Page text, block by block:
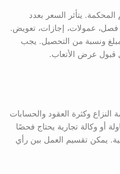
المحكمة. يتأثر السعر بعدد
فصل، عمولات، إجازات، تعويض.
ونسبة من التحصيل. يجب
قبول عرض الأتعاب.
النزاع وكثرة العقود والحسابات
أو وكالة تجارية يحتاج فحصًا
يمكن تقسيم العمل بين رأي